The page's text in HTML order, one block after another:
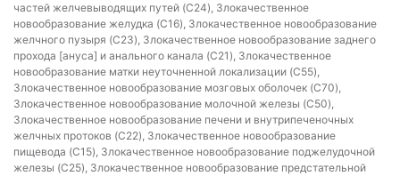
частей желчевыводящих путей (C24), Злокачественное
новообразование желудка (C16), Злокачественное новообразование
желчного пузыря (C23), Злокачественное новообразование заднего
прохода [ануса] и анального канала (C21), Злокачественное
новообразование матки неуточненной локализации (C55),
Злокачественное новообразование мозговых оболочек (C70),
Злокачественное новообразование молочной железы (C50),
Злокачественное новообразование печени и внутрипеченочных
желчных протоков (C22), Злокачественное новообразование
пищевода (C15), Злокачественное новообразование поджелудочной
железы (C25), Злокачественное новообразование предстательной